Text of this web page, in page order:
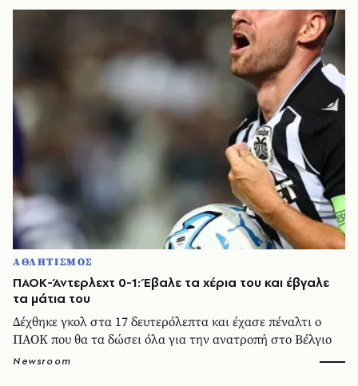
ΑΘΛΗΤΙΣΜΟΣ
ΠΑΟΚ-Άντερλεχτ 0-1: Έβαλε τα χέρια του και έβγαλε
τα μάτια του
Δέχθηκε γκολ στα 17 δευτερόλεπτα και έχασε πέναλτι ο
ΠΑΟΚ που θα τα δώσει όλα για την ανατροπή στο Βέλγιο
Newsroom